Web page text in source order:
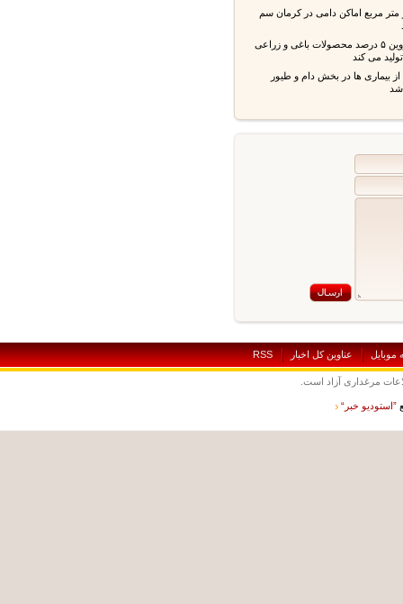
متر مربع اماکن دامی در کرمان سم
استان قزوین ۵ درصد محصولات باغی و زراعی
می کند
بیماری ها در بخش دام و طیور
عناوين کل اخبار RSS
مرغداری آزاد است.
خبر“